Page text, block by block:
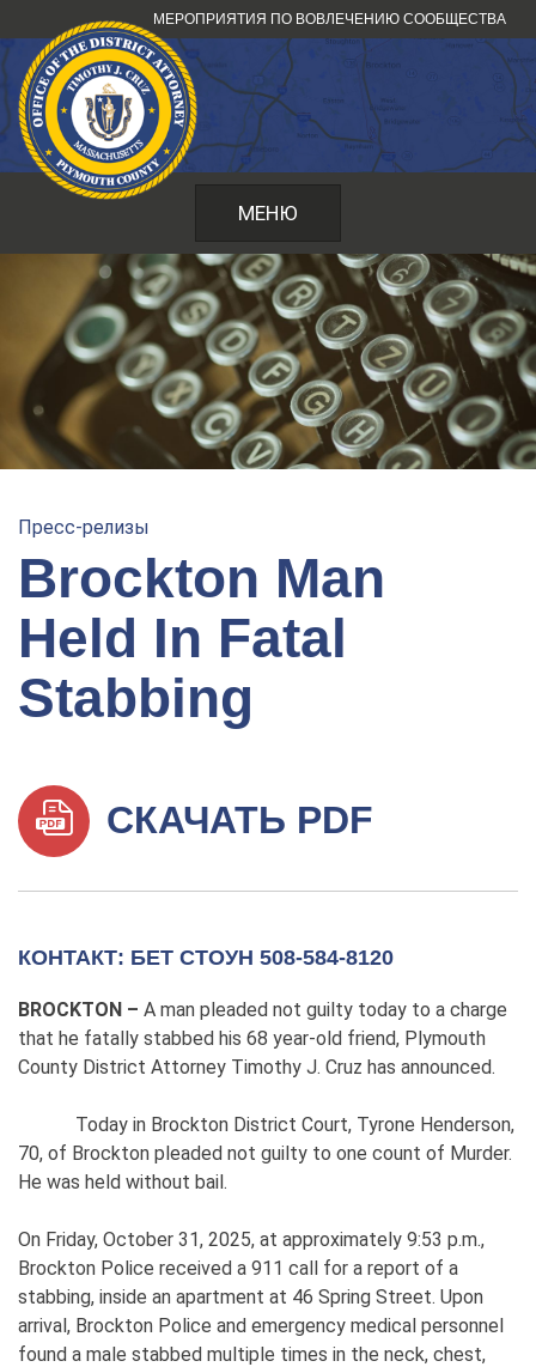
к
содержанию
МЕРОПРИЯТИЯ ПО ВОВЛЕЧЕНИЮ СООБЩЕСТВА
МЕНЮ
Пресс-релизы
Brockton Man
Held In Fatal
Stabbing
СКАЧАТЬ PDF
КОНТАКТ: БЕТ СТОУН 508-584-8120
BROCKTON – A man pleaded not guilty today to a charge
that he fatally stabbed his 68 year-old friend, Plymouth
County District Attorney Timothy J. Cruz has announced.
Today in Brockton District Court, Tyrone Henderson,
70, of Brockton pleaded not guilty to one count of Murder.
He was held without bail.
On Friday, October 31, 2025, at approximately 9:53 p.m.,
Brockton Police received a 911 call for a report of a
stabbing, inside an apartment at 46 Spring Street. Upon
arrival, Brockton Police and emergency medical personnel
found a male stabbed multiple times in the neck, chest,